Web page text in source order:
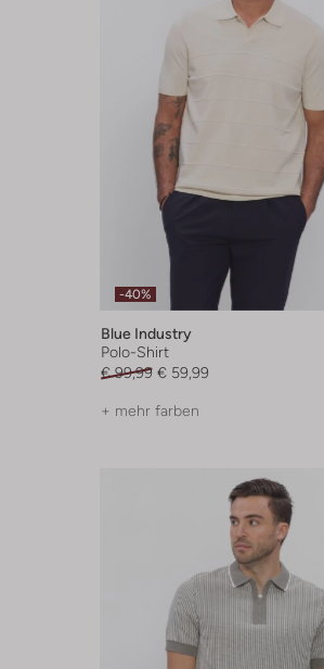
-40%
Blue Industry
Polo-Shirt
€ 99,99 € 59,99
+ mehr farben